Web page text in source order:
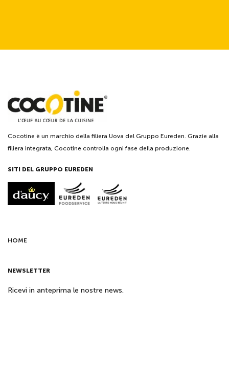
Cocotine è un marchio della filiera Uova del Gruppo Eureden. Grazie alla
filiera integrata, Cocotine controlla ogni fase della produzione.
SITI DEL GRUPPO EUREDEN
HOME
NEWSLETTER
Ricevi in anteprima le nostre news.